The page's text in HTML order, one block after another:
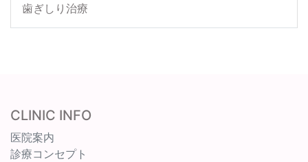
歯ぎしり治療
CLINIC INFO
医院案内
診療コンセプト